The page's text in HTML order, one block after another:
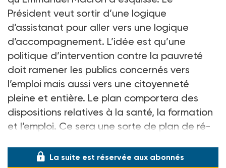
Président veut sortir d’une logique
d’assistanat pour aller vers une logique
d’accompagnement. L’idée est qu’une
politique d’intervention contre la pauvreté
doit ramener les publics concernés vers
l’emploi mais aussi vers une citoyenneté
pleine et entière. Le plan comportera des
dispositions relatives à la santé, la formation
et l’emploi. Ce sera une sorte de plan de ré-
La suite est réservée aux abonnés